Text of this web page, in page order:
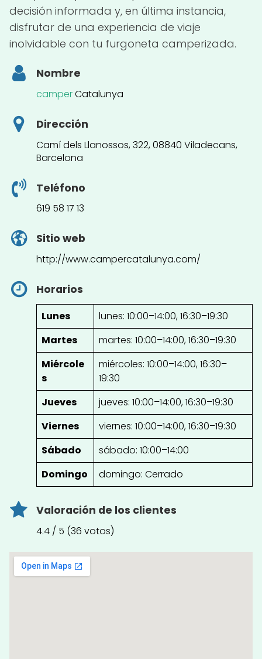
decisión informada y, en última instancia,
disfrutar de una experiencia de viaje
inolvidable con tu furgoneta camperizada.
Nombre
camperCatalunya
Dirección
Camí dels Llanossos, 322, 08840 Viladecans,
Barcelona
Teléfono
619 58 17 13
Sitio web
http://www.campercatalunya.com/
Horarios
Lunes
lunes: 10:00–14:00, 16:30–19:30
Martes
martes: 10:00–14:00, 16:30–19:30
Miércole
s
miércoles: 10:00–14:00, 16:30–
19:30
Jueves
jueves: 10:00–14:00, 16:30–19:30
Viernes
viernes: 10:00–14:00, 16:30–19:30
Sábado
sábado: 10:00–14:00
Domingo
domingo: Cerrado
Valoración de los clientes
4.4 / 5 (36 votos)